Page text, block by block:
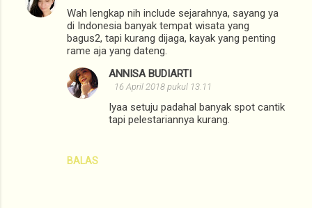
Wah lengkap nih include sejarahnya, sayang ya
di Indonesia banyak tempat wisata yang
bagus2, tapi kurang dijaga, kayak yang penting
rame aja yang dateng.
BALAS
ANNISA BUDIARTI
16 April 2018 pukul 13.11
Iyaa setuju padahal banyak spot cantik
tapi pelestariannya kurang.